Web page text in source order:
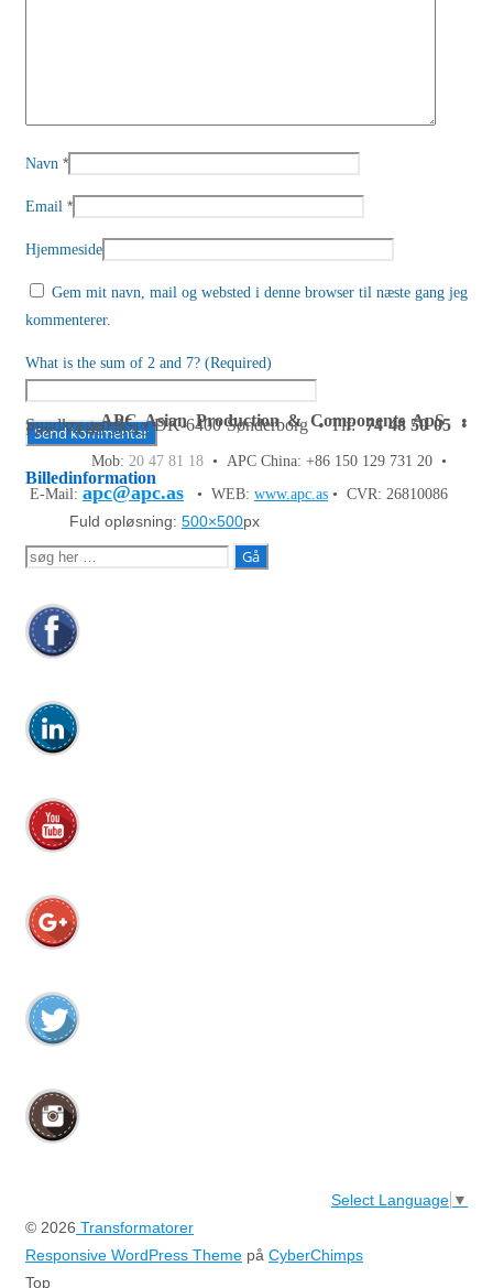
Navn *
Email *
Hjemmeside
Gem mit navn, mail og websted i denne browser til næste gang jeg
kommenterer.
What is the sum of 2 and 7? (Required)
Billedinformation
Fuld opløsning: 500×500px
APC Asian Production & Components ApS•
Sundkrogen 35 • DK-6400 Sønderborg • Tlf:74 48 50 05•
Fax: 74 48 50 45
Mob: 20 47 81 18 • APC China: +86 150 129 731 20 •
E-Mail: apc@apc.as • WEB: www.apc.as • CVR: 26810086
Søg
Select Language ▼
© 2026 Transformatorer
Responsive WordPress Theme på CyberChimps
Top